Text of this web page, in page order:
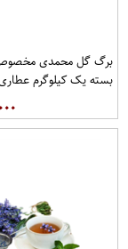
برگ گل محمدی
بسته یک کیلوگرم